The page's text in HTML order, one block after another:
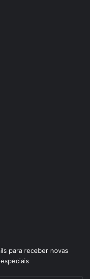
para receber novas